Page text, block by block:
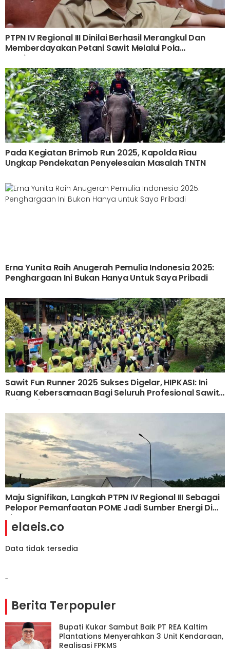
PTPN IV Regional III Dinilai Berhasil Merangkul Dan
Memberdayakan Petani Sawit Melalui Pola
Kemitraan
Pada Kegiatan Brimob Run 2025, Kapolda Riau
Ungkap Pendekatan Penyelesaian Masalah TNTN
Erna Yunita Raih Anugerah Pemulia Indonesia 2025:
Penghargaan Ini Bukan Hanya Untuk Saya Pribadi
Sawit Fun Runner 2025 Sukses Digelar, HIPKASI: Ini
Ruang Kebersamaan Bagi Seluruh Profesional Sawit
Indonesia
Maju Signifikan, Langkah PTPN IV Regional III Sebagai
Pelopor Pemanfaatan POME Jadi Sumber Energi Di
Riau
elaeis.co
Data tidak tersedia
-
Berita Terpopuler
Bupati Kukar Sambut Baik PT REA Kaltim
Plantations Menyerahkan 3 Unit Kendaraan,
Realisasi FPKMS